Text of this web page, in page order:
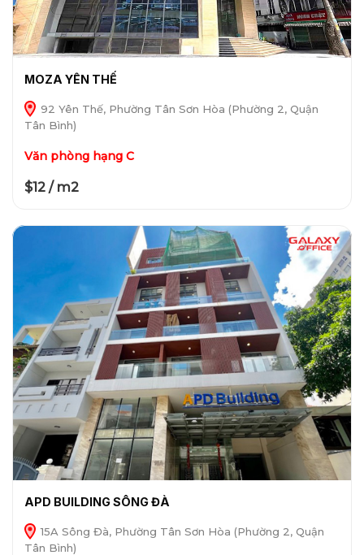
MOZA YÊN THẾ
92 Yên Thế, Phường Tân Sơn Hòa (Phường 2, Quận
Tân Bình)
Văn phòng hạng C
$12 / m2
APD BUILDING SÔNG ĐÀ
15A Sông Đà, Phường Tân Sơn Hòa (Phường 2, Quận
Tân Bình)